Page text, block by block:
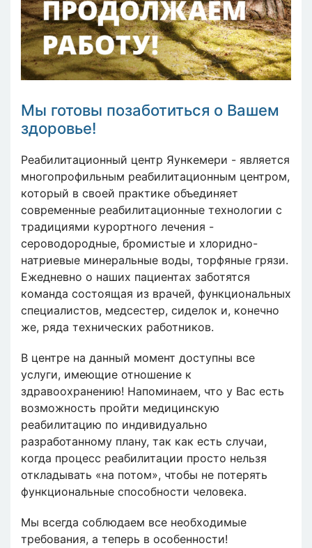
Мы готовы позаботиться о Вашем
здоровье!
Реабилитационный центр Яункемери - является
многопрофильным реабилитационным центром,
который в своей практике объединяет
современные реабилитационные технологии с
традициями курортного лечения -
сероводородные, бромистые и хлоридно-
натриевые минеральные воды, торфяные грязи.
Ежедневно о наших пациентах заботятся
команда состоящая из врачей, функциональных
специалистов, медсестер, сиделок и, конечно
же, ряда технических работников.
В центре на данный момент доступны все
услуги, имеющие отношение к
здравоохранению! Напоминаем, что у Вас есть
возможность пройти медицинскую
реабилитацию по индивидуально
разработанному плану, так как есть случаи,
когда процесс реабилитации просто нельзя
откладывать «на потом», чтобы не потерять
функциональные способности человека.
Мы всегда соблюдаем все необходимые
требования, а теперь в особенности!